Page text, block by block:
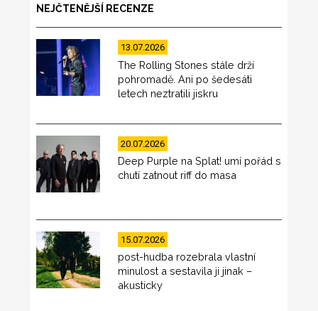
NEJČTENĚJŠÍ RECENZE
13.07.2026
The Rolling Stones stále drží
pohromadě. Ani po šedesáti
letech neztratili jiskru
20.07.2026
Deep Purple na Splat! umí pořád s
chutí zatnout riff do masa
15.07.2026
post-hudba rozebrala vlastní
minulost a sestavila ji jinak –
akusticky